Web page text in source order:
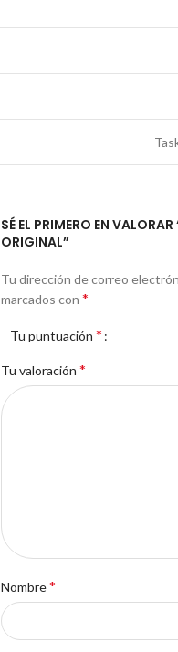
SÉ EL PRIMERO EN
ORIGINAL”
Tu dirección de correo
marcados con *
Tu puntuación *
Tu valoración *
Nombre*